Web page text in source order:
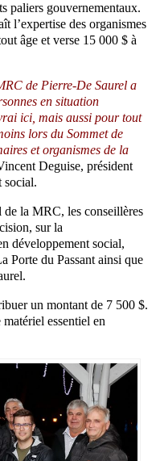
paliers gouvernementaux.
l’expertise des organismes
âge et verse 15 000 $ à
de Pierre-De Saurel a
en situation
ici, mais aussi pour tout
lors du Sommet de
et organismes de la
Deguise, président
social.
de la MRC, les conseillères
sur la
développement social,
Porte du Passant ainsi que
un montant de 7 500 $.
essentiel en